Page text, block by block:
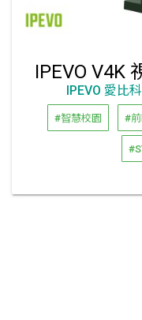
IPEVO V4K
IPEVO 愛比
#智慧校園 #